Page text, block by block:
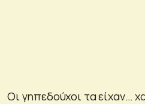
Οι γηπεδούχοι τα είχαν…